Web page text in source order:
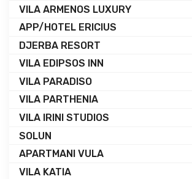
VILA ARMENOS LUXURY
APP/HOTEL ERICIUS
DJERBA RESORT
VILA EDIPSOS INN
VILA PARADISO
VILA PARTHENIA
VILA IRINI STUDIOS
SOLUN
APARTMANI VULA
VILA KATIA